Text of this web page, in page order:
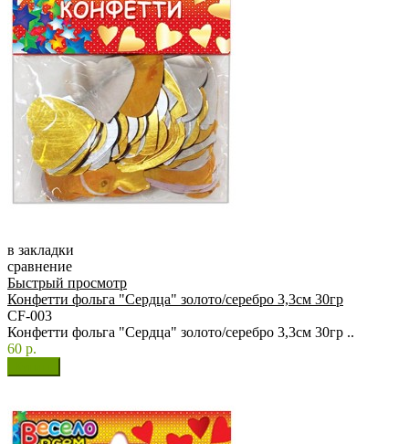
в закладки
сравнение
Быстрый просмотр
Конфетти фольга "Сердца" золото/серебро 3,3см 30гр
CF-003
Конфетти фольга "Сердца" золото/серебро 3,3см 30гр ..
60 р.